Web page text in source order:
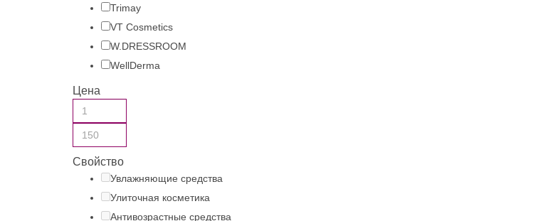
Trimay
VT Cosmetics
W.DRESSROOM
WellDerma
Цена
Свойство
Увлажняющие средства
Улиточная косметика
Антивозрастные средства